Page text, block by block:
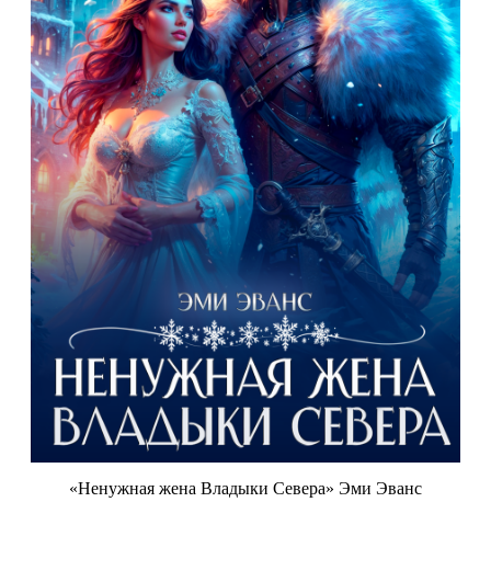
«Ненужная жена Владыки Севера» Эми Эванс